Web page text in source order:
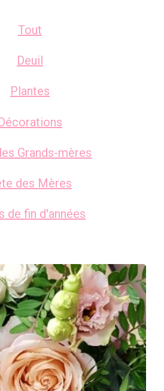
Tout
Deuil
Plantes
Grands-mères
des Mères
de fin d'années